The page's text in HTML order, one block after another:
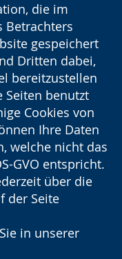
die im
Betrachters
gespeichert
Dritten dabei,
bereitzustellen
Seiten benutzt
Cookies von
Ihre Daten
welche nicht das
GVO entspricht.
über die
der Seite
in unserer